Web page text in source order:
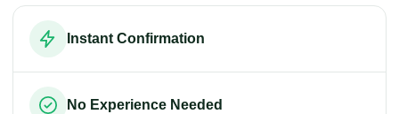
Instant Confirmation
No Experience Needed